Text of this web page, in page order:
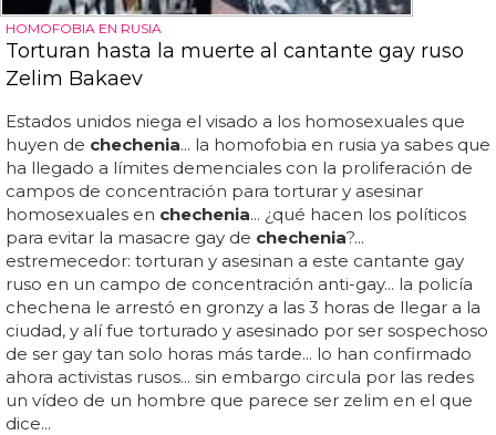
HOMOFOBIA EN RUSIA
Torturan hasta la muerte al cantante gay ruso
Zelim Bakaev
Estados unidos niega el visado a los homosexuales que
huyen de chechenia... la homofobia en rusia ya sabes que
ha llegado a límites demenciales con la proliferación de
campos de concentración para torturar y asesinar
homosexuales en chechenia... ¿qué hacen los políticos
para evitar la masacre gay de chechenia?...
estremecedor: torturan y asesinan a este cantante gay
ruso en un campo de concentración anti-gay... la policía
chechena le arrestó en gronzy a las 3 horas de llegar a la
ciudad, y alí fue torturado y asesinado por ser sospechoso
de ser gay tan solo horas más tarde... lo han confirmado
ahora activistas rusos... sin embargo circula por las redes
un vídeo de un hombre que parece ser zelim en el que
dice...